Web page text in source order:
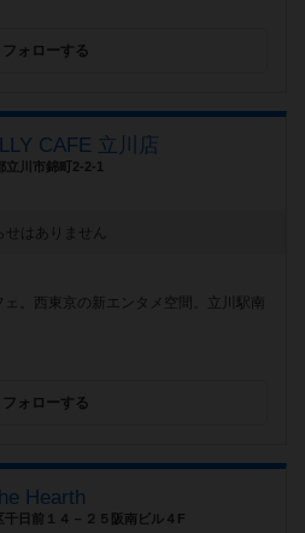
フォローする
CAFE 立川店
立川市錦町2-2-1
せはありません
。西東京の新エンタメ空間。立川駅南
フォローする
Hearth
千日前１４－２５阪南ビル４F